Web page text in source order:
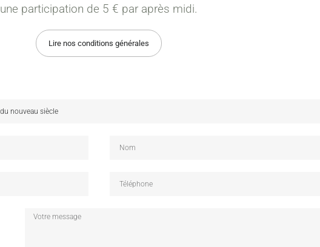
une participation de 5 € par après midi.
Lire nos conditions générales